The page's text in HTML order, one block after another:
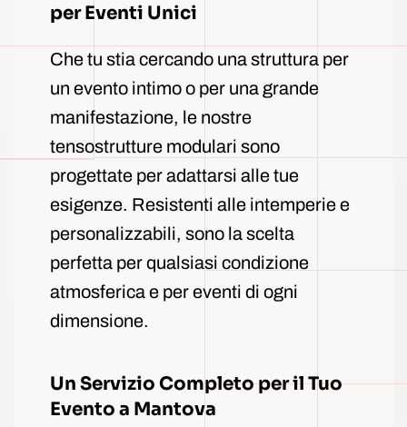
per Eventi Unici
Che tu stia cercando una struttura per
un evento intimo o per una grande
manifestazione, le nostre
tensostrutture modulari sono
progettate per adattarsi alle tue
esigenze. Resistenti alle intemperie e
personalizzabili, sono la scelta
perfetta per qualsiasi condizione
atmosferica e per eventi di ogni
dimensione.
Un Servizio Completo per il Tuo
Evento a Mantova